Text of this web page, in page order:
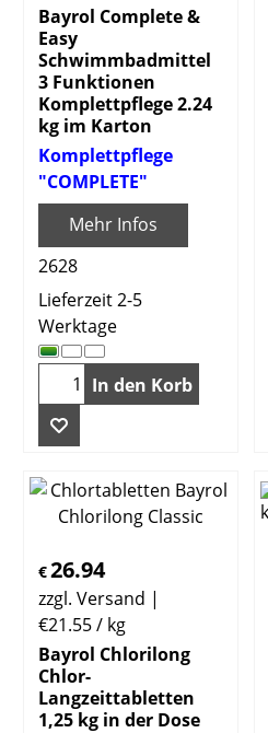
Bayrol Complete &
Easy
Schwimmbadmittel
3 Funktionen
Komplettpflege 2.24
kg im Karton
Komplettpflege
"COMPLETE"
Mehr Infos
2628
Lieferzeit 2-5
Werktage
In den Korb
€26.94
zzgl. Versand
€21.55/ kg
Bayrol Chlorilong
Chlor-
Langzeittabletten
1,25 kg in der Dose